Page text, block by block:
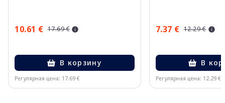
10.61 € 17.69 €
В корзину
Регулярная цена: 17.69 €
7.37 € 12.29 €
В
Регулярная цена: 12.29 €